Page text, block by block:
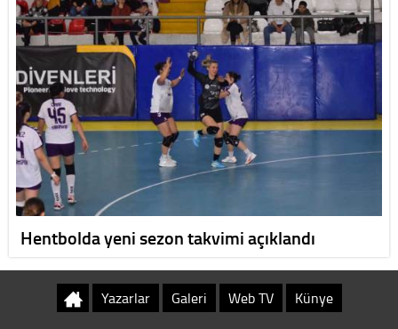
Hentbolda yeni sezon takvimi açıklandı
Yazarlar Galeri Web TV Künye